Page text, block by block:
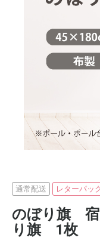
通常配送 レターパッ
のぼり旗
り旗 1枚